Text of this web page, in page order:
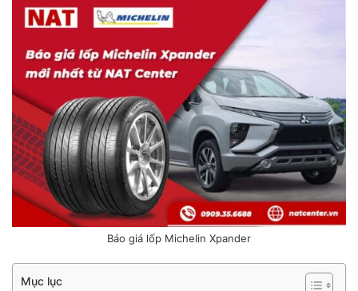
Báo giá lốp Michelin Xpander
Mục lục